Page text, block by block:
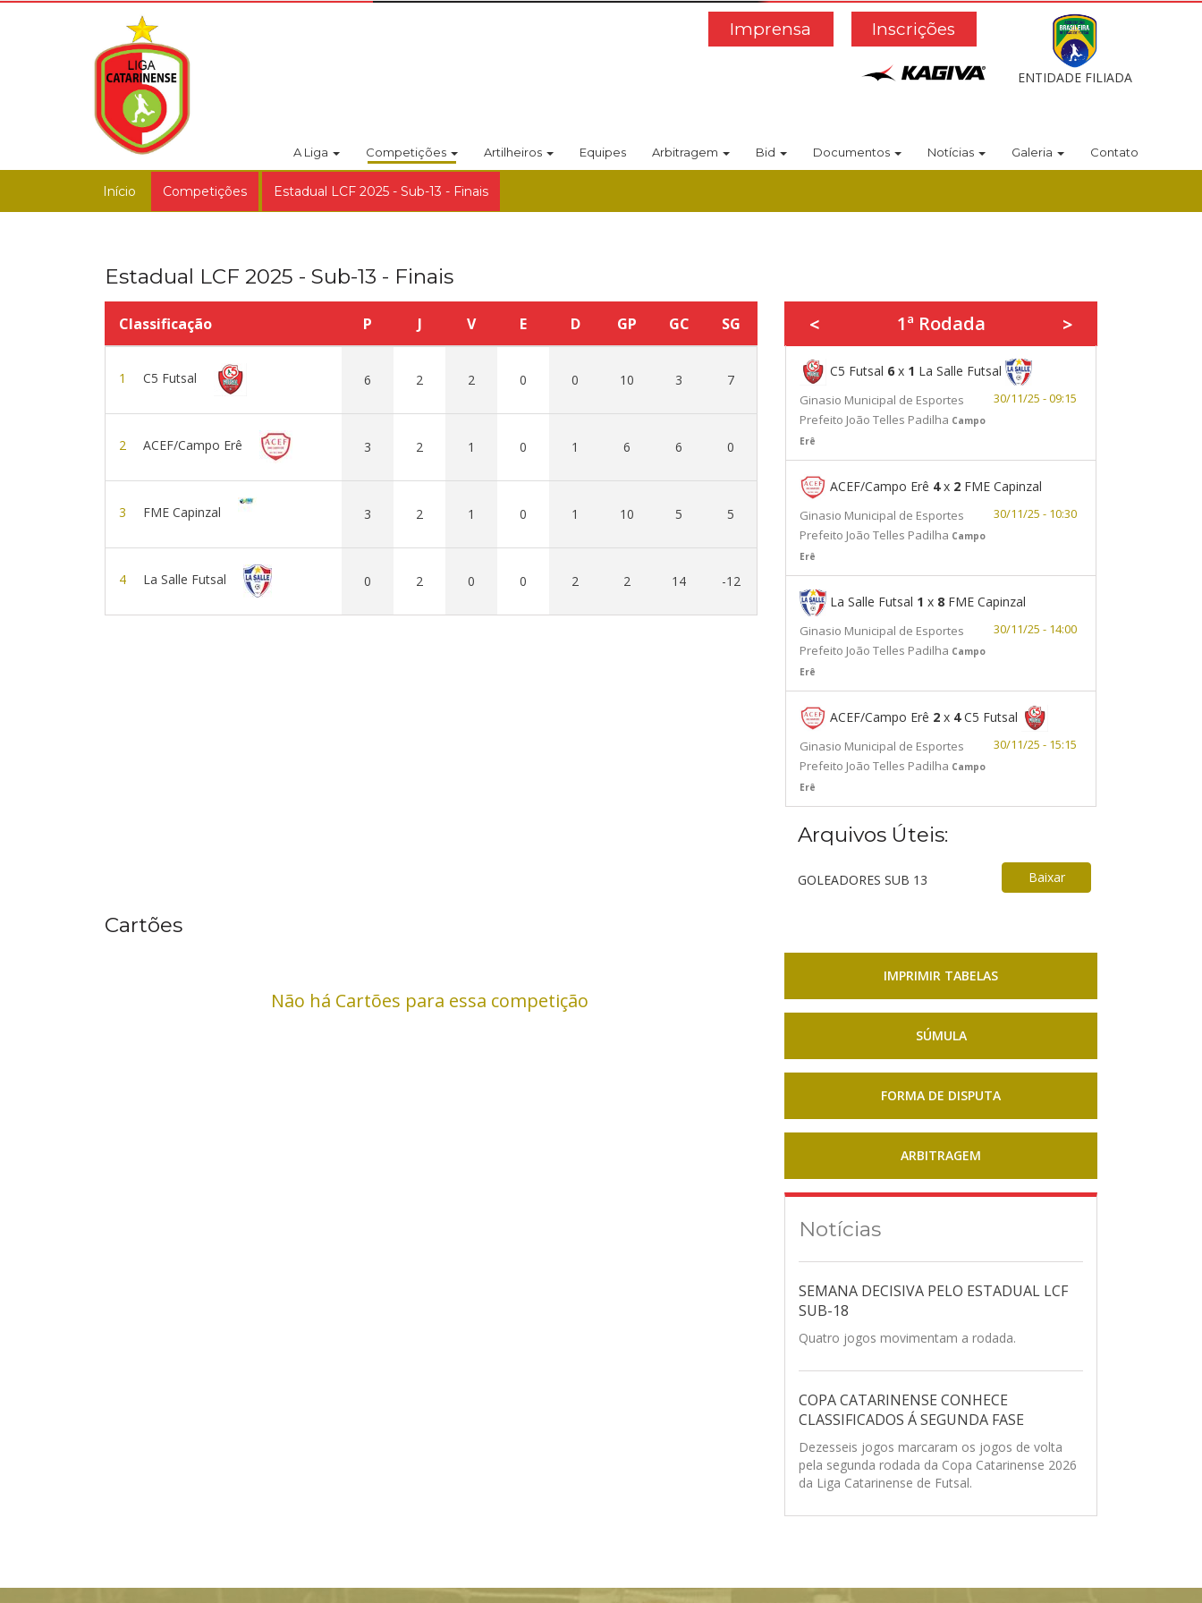
Inscrições
Imprensa
ENTIDADE FILIADA
A Liga Competições Artilheiros Equipes Arbitragem Bid Documentos Notícias Galeria Contato
Início Competições Estadual LCF 2025 - Sub-13 - Finais
Estadual LCF 2025 - Sub-13 - Finais
Classificação P J V E D GP GC SG
1 C5 Futsal 6 2 2 0 0 10 3 7
2 ACEF/Campo Erê 3 2 1 0 1 6 6 0
3 FME Capinzal 3 2 1 0 1 10 5 5
4 La Salle Futsal 0 2 0 0 2 2 14 -12
< 1ª Rodada >
C5 Futsal 6 x 1 La Salle Futsal
Ginasio Municipal de Esportes
Prefeito João Telles Padilha Campo
Erê
30/11/25 - 09:15
ACEF/Campo Erê 4x 2 FME Capinzal
Ginasio Municipal de Esportes
Prefeito João Telles Padilha Campo
Erê
30/11/25 - 10:30
La Salle Futsal 1 x 8 FME Capinzal
Ginasio Municipal de Esportes
Prefeito João Telles Padilha Campo
Erê
30/11/25 - 14:00
ACEF/Campo Erê 2 x 4C5 Futsal
Ginasio Municipal de Esportes
Prefeito João Telles Padilha Campo
Erê
30/11/25 - 15:15
Arquivos Úteis:
GOLEADORES SUB 13 Baixar
Cartões
Não há Cartões para essa competição
IMPRIMIR TABELAS
SÚMULA
FORMA DE DISPUTA
ARBITRAGEM
Notícias
SEMANA DECISIVA PELO ESTADUAL LCF
SUB-18
Quatro jogos movimentam a rodada.
COPA CATARINENSE CONHECE
CLASSIFICADOS Á SEGUNDA FASE
Dezesseis jogos marcaram os jogos de volta
pela segunda rodada da Copa Catarinense 2026
da Liga Catarinense de Futsal.